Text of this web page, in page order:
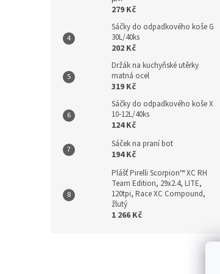
279 Kč
Sáčky do odpadkového koše G
30L/40ks
202 Kč
Držák na kuchyňské utěrky
matná ocel
319 Kč
Sáčky do odpadkového koše X
10-12L/40ks
124 Kč
Sáček na praní bot
194 Kč
Plášť Pirelli Scorpion™ XC RH
Team Edition, 29x2.4, LITE,
120tpi, Race XC Compound,
žlutý
1 266 Kč